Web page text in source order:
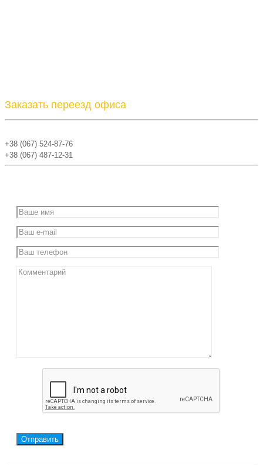
Заказать переезд офиса
+38 (067) 524-87-76
+38 (067) 487-12-31